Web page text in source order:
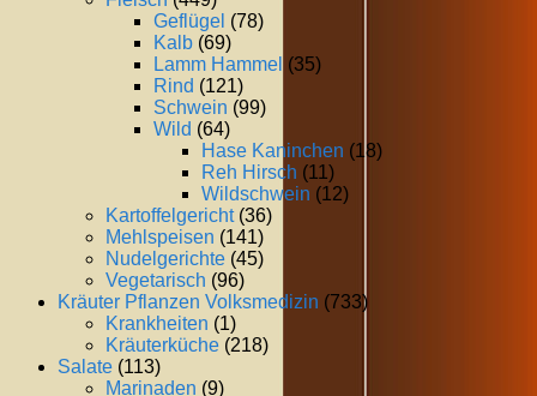
Geflügel (78)
Kalb (69)
Lamm Hammel (35)
Rind (121)
Schwein (99)
Wild (64)
Hase Kaninchen (18)
Reh Hirsch (11)
Wildschwein (12)
Kartoffelgericht(36)
Mehlspeisen (141)
Nudelgerichte (45)
Vegetarisch (96)
Kräuter Pflanzen Volksmedizin (733)
Krankheiten (1)
Kräuterküche (218)
Salate (113)
Marinaden (9)